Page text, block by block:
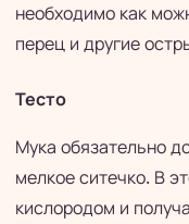
необходимо как
перец и другие
Тесто
Мука обязательно
мелкое ситечко. В
кислородом и